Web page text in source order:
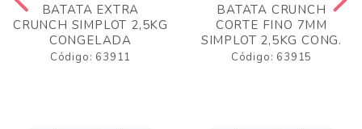
BATATA EXTRA
CRUNCH SIMPLOT 2,5KG
CONGELADA
Código: 63911
BATATA CRUNCH
CORTE FINO 7MM
SIMPLOT 2,5KG CONG.
Código: 63915